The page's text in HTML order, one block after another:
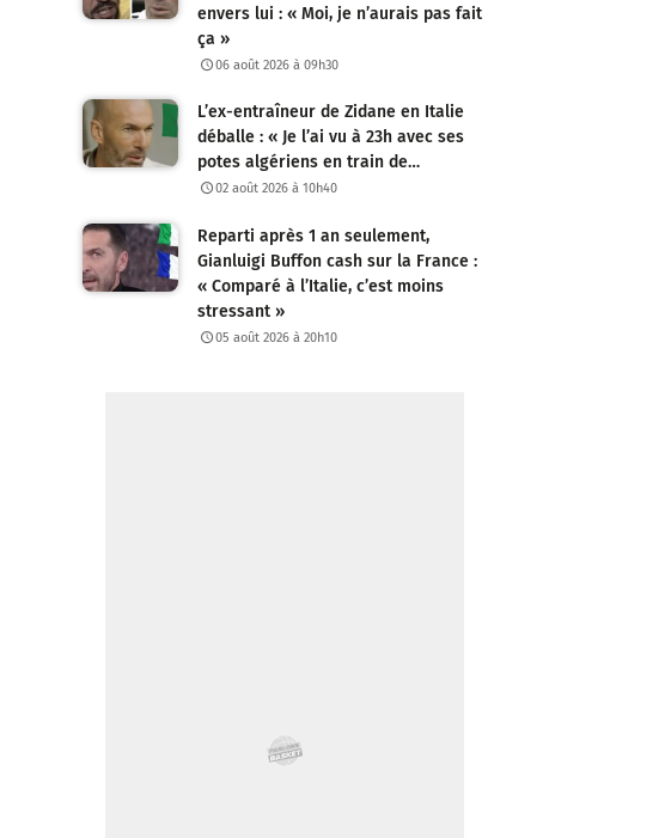
envers lui : « Moi, je n’aurais pas fait
ça »
06 août 2026 à 09h30
L’ex-entraîneur de Zidane en Italie
déballe : « Je l’ai vu à 23h avec ses
potes algériens en train de…
02 août 2026 à 10h40
Reparti après 1 an seulement,
Gianluigi Buffon cash sur la France :
« Comparé à l’Italie, c’est moins
stressant »
05 août 2026 à 20h10